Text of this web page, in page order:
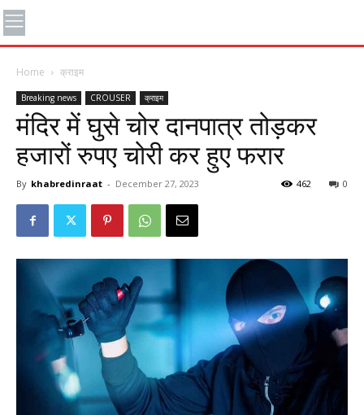
Home क्राइम
Breaking news CROUSER क्राइम
मंदिर में घुसे चोर दानपात्र तोड़कर
हजारों रुपए चोरी कर हुए फरार
By khabredinraat - December 27, 2023 0
462